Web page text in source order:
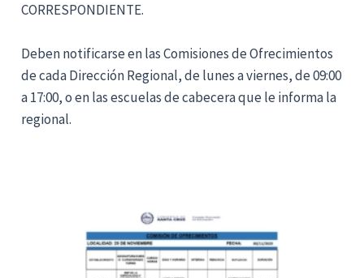
CORRESPONDIENTE.
Deben notificarse en las Comisiones de Ofrecimientos
de cada Dirección Regional, de lunes a viernes, de 09:00
a 17:00, o en las escuelas de cabecera que le informa la
regional.